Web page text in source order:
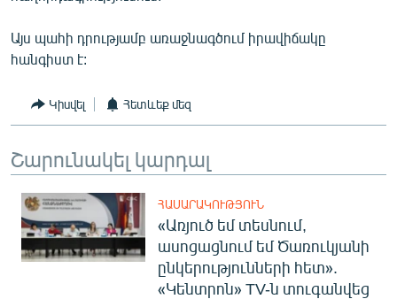
Այս պահի դրությամբ առաջնագծում իրավիճակը
հանգիստ է:
Կիսվել Հետևեք մեզ
Շարունակել կարդալ
ՀԱՍԱՐԱԿՈՒԹՅՈՒՆ
«Առյուծ եմ տեսնում,
ասոցացնում եմ Ծառուկյանի
ընկերությունների հետ».
«Կենտրոն» TV-ն տուգանվեց